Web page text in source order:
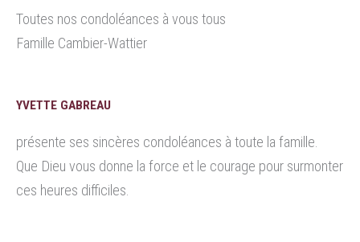
Toutes nos condoléances à vous tous
Famille Cambier-Wattier
YVETTE GABREAU
présente ses sincères condoléances à toute la famille.
Que Dieu vous donne la force et le courage pour surmonter
ces heures difficiles.